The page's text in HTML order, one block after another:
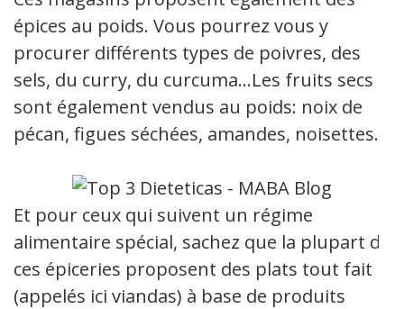
épices au poids. Vous pourrez vous y
procurer différents types de poivres, des
sels, du curry, du curcuma…Les fruits secs
sont également vendus au poids: noix de
pécan, figues séchées, amandes, noisettes.
Et pour ceux qui suivent un régime
alimentaire spécial, sachez que la plupart de
ces épiceries proposent des plats tout fait
(appelés ici viandas) à base de produits